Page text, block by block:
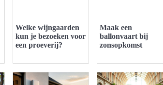
Welke wijngaarden
kun je bezoeken voor
een proeverij?
Maak een
ballonvaart bij
zonsopkomst